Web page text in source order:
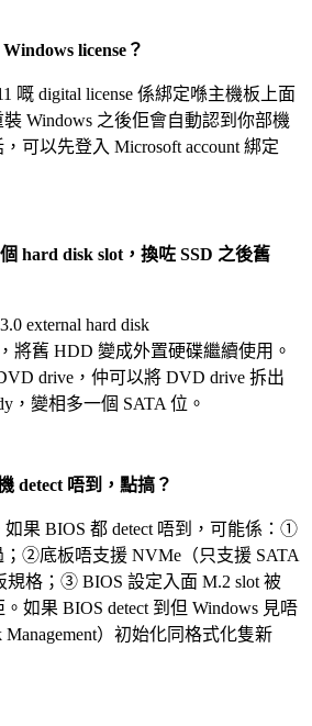
license？
嘅 digital license 係綁定喺主機板上面
Windows 之後佢會自動認到你部機
可以先登入 Microsoft account 綁定
hard disk slot，換咗 SSD 之後舊
external hard disk
將舊 HDD 變成外置硬碟繼續使用。
drive，仲可以將 DVD drive 拆出
，變相多一個 SATA 位。
detect 唔到，點搞？
果 BIOS 都 detect 唔到，可能係：①
②底板唔支援 NVMe（只支援 SATA
格；③ BIOS 設定入面 M.2 slot 被
如果 BIOS detect 到但 Windows 見唔
）初始化同格式化隻新